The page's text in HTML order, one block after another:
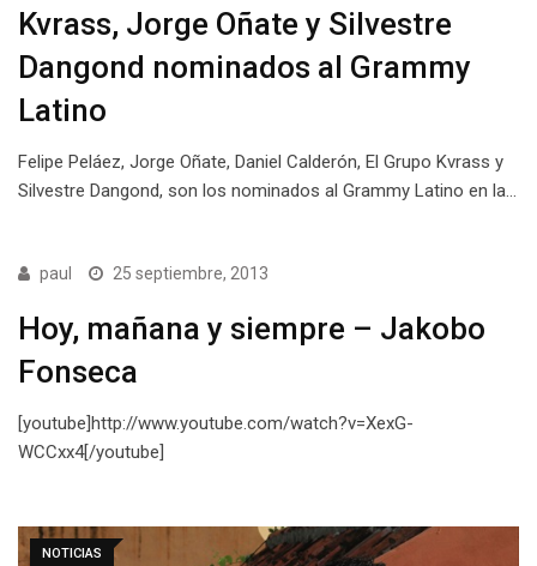
Kvrass, Jorge Oñate y Silvestre
Dangond nominados al Grammy
Latino
Felipe Peláez, Jorge Oñate, Daniel Calderón, El Grupo Kvrass y
Silvestre Dangond, son los nominados al Grammy Latino en la…
paul 25 septiembre, 2013
Hoy, mañana y siempre – Jakobo
Fonseca
[youtube]http://www.youtube.com/watch?v=XexG-
WCCxx4[/youtube]
NOTICIAS